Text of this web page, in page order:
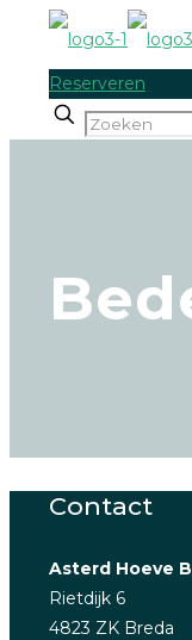
Reserveren
Contact
Asterd Hoeve
Rietdijk 6
4823 ZK Breda